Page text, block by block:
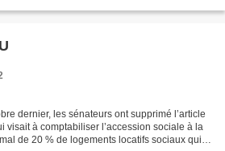
dernier, les sénateurs ont supprimé l’article
visait à comptabiliser l’accession sociale à la
de 20 % de logements locatifs sociaux qui